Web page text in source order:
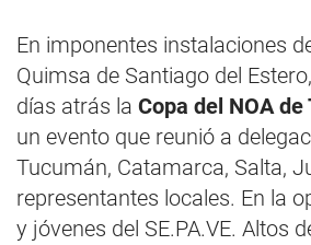
En imponentes instalaciones
Quimsa de Santiago del
días atrás la Copa del NOA
un evento que reunió a
Tucumán, Catamarca, Salta,
representantes locales. En la
y jóvenes del SE.PA.VE. Altos